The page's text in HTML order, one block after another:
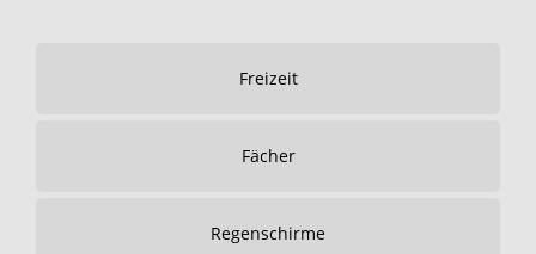
Freizeit
Fächer
Regenschirme